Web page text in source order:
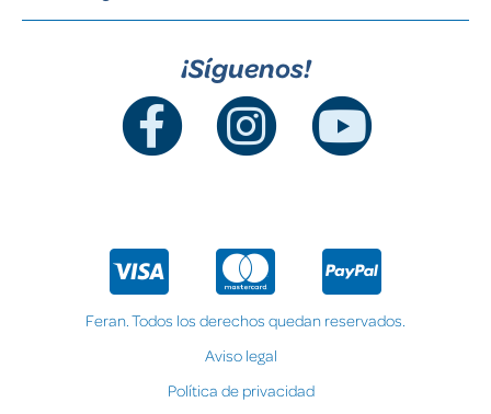
¡Síguenos!
Feran. Todos los derechos quedan reservados.
Aviso legal
Política de privacidad